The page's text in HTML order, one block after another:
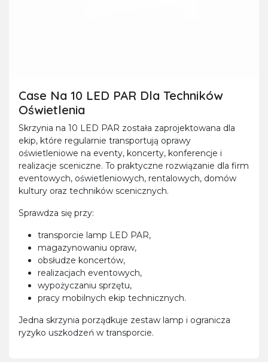
Case Na 10 LED PAR Dla Techników
Oświetlenia
Skrzynia na 10 LED PAR została zaprojektowana dla
ekip, które regularnie transportują oprawy
oświetleniowe na eventy, koncerty, konferencje i
realizacje sceniczne. To praktyczne rozwiązanie dla firm
eventowych, oświetleniowych, rentalowych, domów
kultury oraz techników scenicznych.
Sprawdza się przy:
transporcie lamp LED PAR,
magazynowaniu opraw,
obsłudze koncertów,
realizacjach eventowych,
wypożyczaniu sprzętu,
pracy mobilnych ekip technicznych.
Jedna skrzynia porządkuje zestaw lamp i ogranicza
ryzyko uszkodzeń w transporcie.